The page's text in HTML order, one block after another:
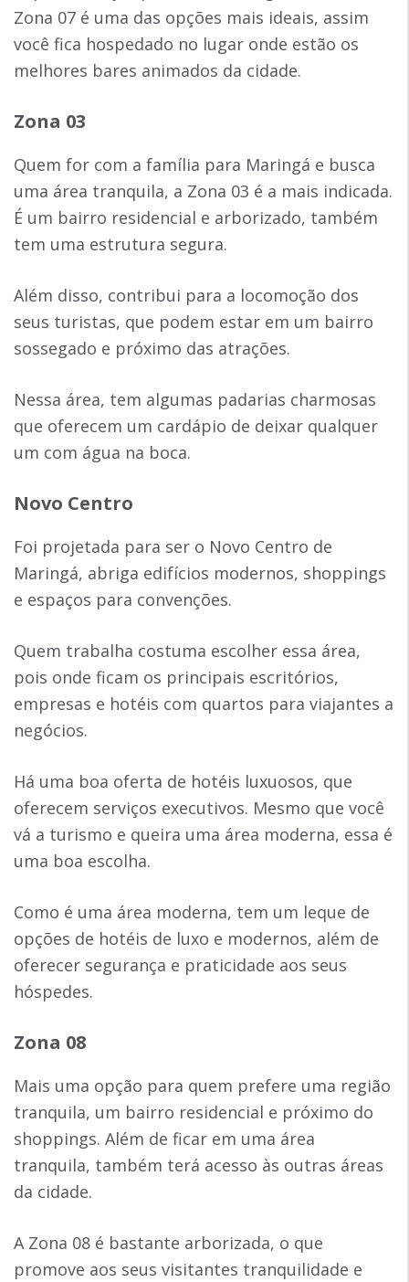
Zona 07 é uma das opções mais ideais, assim
você fica hospedado no lugar onde estão os
melhores bares animados da cidade.
Zona 03
Quem for com a família para Maringá e busca
uma área tranquila, a Zona 03 é a mais indicada.
É um bairro residencial e arborizado, também
tem uma estrutura segura.
Além disso, contribui para a locomoção dos
seus turistas, que podem estar em um bairro
sossegado e próximo das atrações.
Nessa área, tem algumas padarias charmosas
que oferecem um cardápio de deixar qualquer
um com água na boca.
Novo Centro
Foi projetada para ser o Novo Centro de
Maringá, abriga edifícios modernos, shoppings
e espaços para convenções.
Quem trabalha costuma escolher essa área,
pois onde ficam os principais escritórios,
empresas e hotéis com quartos para viajantes a
negócios.
Há uma boa oferta de hotéis luxuosos, que
oferecem serviços executivos. Mesmo que você
vá a turismo e queira uma área moderna, essa é
uma boa escolha.
Como é uma área moderna, tem um leque de
opções de hotéis de luxo e modernos, além de
oferecer segurança e praticidade aos seus
hóspedes.
Zona 08
Mais uma opção para quem prefere uma região
tranquila, um bairro residencial e próximo do
shoppings. Além de ficar em uma área
tranquila, também terá acesso às outras áreas
da cidade.
A Zona 08 é bastante arborizada, o que
promove aos seus visitantes tranquilidade e